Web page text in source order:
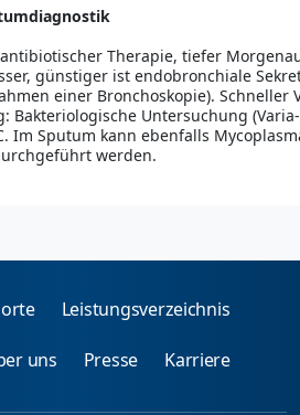
Therapie, tiefer
günstiger ist endobronchiale
einer Bronchoskopie). Schneller
Bakteriologische Untersuchung
Im Sputum kann ebenfalls
werden.
Leistungsverzeichnis
uns Presse Karriere